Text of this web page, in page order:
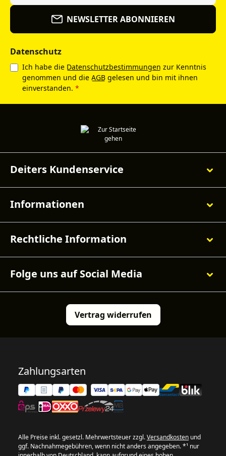
NEWSLETTER ABONNIEREN
Datenschutz
Ich habe die Datenschutzbestimmungen zur Kenntnis
genommen und die AGB gelesen und bin mit ihnen
einverstanden. *
Deiters Kundenservice
Informationen
Rechtliche Information
Folge uns auf Social Media
Vertrag widerrufen
Zahlungsarten
Alle Preise inkl. gesetzl. Mehrwertsteuer zzgl.Versandkosten und
ggf. Nachnahmegebühren, wenn nicht anders angegeben. *¹ nur